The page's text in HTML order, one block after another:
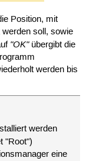
Position, mit
soll, sowie
"OK"übergibt die
werden bis
werden
"Root")
eine